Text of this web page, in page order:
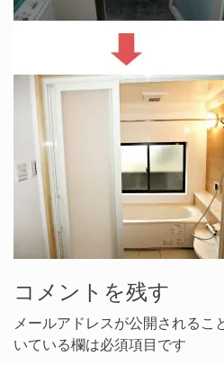
コメントを残す
メールアドレスが公開されるこ
いている欄は必須項目です